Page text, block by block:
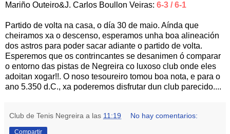
Mariño Outeiro&J. Carlos Boullon Veiras: 6-3 / 6-1
Partido de volta na casa, o día 30 de maio. Aínda que
cheiramos xa o descenso, esperamos unha boa alineación
dos astros para poder sacar adiante o partido de volta.
Esperemos que os contrincantes se desanimen ó comparar
o entorno das pistas de Negreira co luxoso club onde eles
adoitan xogar!!. O noso tesoureiro tomou boa nota, e para o
ano 5.350 d.C., xa poderemos disfrutar dun club parecido....
Club de Tenis Negreira a las 11:19 No hay comentarios:
Compartir